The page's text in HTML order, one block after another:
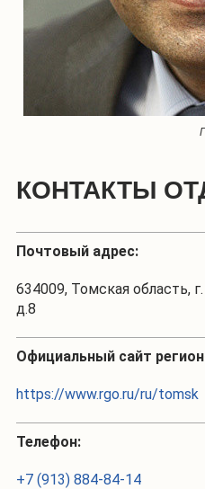
КОНТАКТЫ
Почтовый адрес:
634009, Томская область,
д.8
Официальный сайт
https://www.rgo.ru/ru/tomsk
Телефон:
+7 (913) 884-84-14